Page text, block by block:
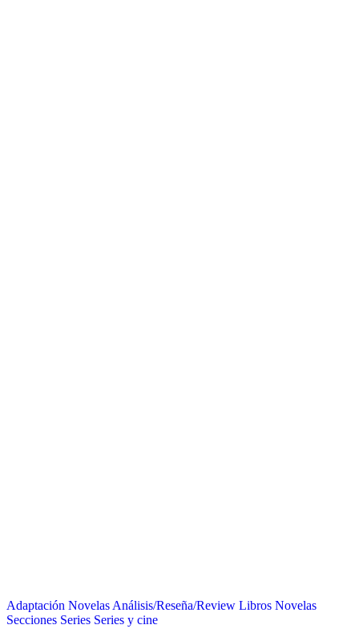
Adaptación Novelas Análisis/Reseña/Review Libros Novelas
Secciones Series Series y cine